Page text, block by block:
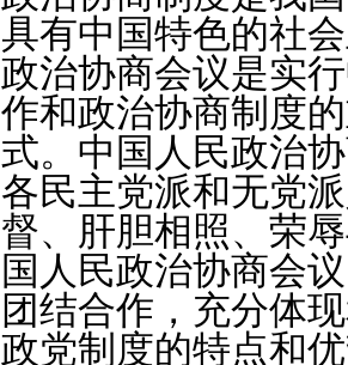
具有中国特色的社
政治协商会议是实
作和政治协商制度
式。中国人民政治
各民主党派和无党
督、肝胆相照、荣
国人民政治协商会
团结合作，充分体
政党制度的特点和